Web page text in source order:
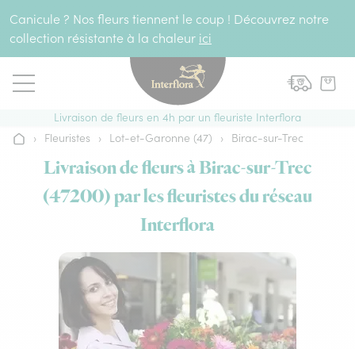
Canicule ? Nos fleurs tiennent le coup ! Découvrez notre
collection résistante à la chaleur ici
Livraison de fleurs en 4h par un fleuriste Interflora
Accueil
› Fleuristes › Lot-et-Garonne (47) › Birac-sur-Trec
Livraison de fleurs à Birac-sur-Trec
(47200) par les fleuristes du réseau
Interflora